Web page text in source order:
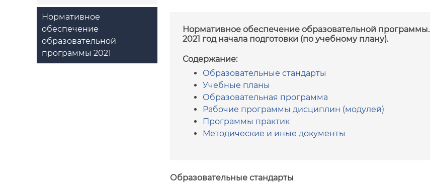
Нормативное
обеспечение
образовательной
программы 2021
Нормативное обеспечение образовательной программы.
2021 год начала подготовки (по учебному плану).
Содержание:
Образовательные стандарты
Учебные планы
Образовательная программа
Рабочие программы дисциплин (модулей)
Программы практик
Методические и иные документы
Образовательные стандарты